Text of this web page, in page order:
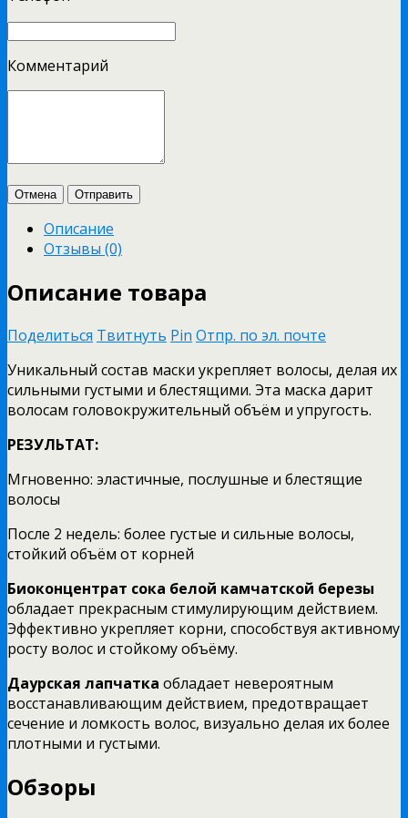
Комментарий
Отмена Отправить
Описание
Отзывы (0)
Описание товара
Поделиться Твитнуть Pin Отпр. по эл. почте
Уникальный состав маски укрепляет волосы, делая их
сильными густыми и блестящими. Эта маска дарит
волосам головокружительный объём и упругость.
РЕЗУЛЬТАТ:
Мгновенно: эластичные, послушные и блестящие
волосы
После 2 недель: более густые и сильные волосы,
стойкий объём от корней
Биоконцентрат сока белой камчатской березы
обладает прекрасным стимулирующим действием.
Эффективно укрепляет корни, способствуя активному
росту волос и стойкому объёму.
Даурская лапчатка обладает невероятным
восстанавливающим действием, предотвращает
сечение и ломкость волос, визуально делая их более
плотными и густыми.
Обзоры